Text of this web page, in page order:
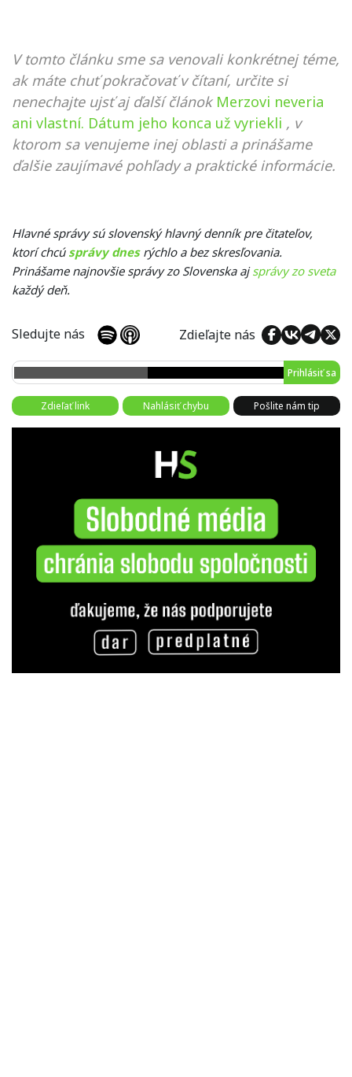
V tomto článku sme sa venovali konkrétnej téme,
ak máte chuť pokračovať v čítaní, určite si
nenechajte ujsť aj ďalší článok Merzovi neveria
ani vlastní. Dátum jeho konca už vyriekli , v
ktorom sa venujeme inej oblasti a prinášame
ďalšie zaujímavé pohľady a praktické informácie.
Hlavné správy sú slovenský hlavný denník pre čitateľov,
ktorí chcú správy dnesrýchlo a bez skresľovania.
Prinášame najnovšie správy zo Slovenska ajsprávy zo sveta
každý deň.
Sledujte nás Zdieľajte nás
Prihlásiť sa
Zdieľať link Nahlásiť chybu Pošlite nám tip